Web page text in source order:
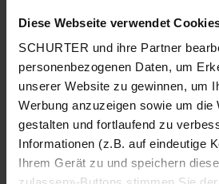
Diese Webseite verwendet
SCHURTER und ihre Partner
personenbezogenen Daten, um
unserer Website zu gewinnen, um
Werbung anzuzeigen sowie um
gestalten und fortlaufend zu
Informationen (z.B. auf eindeutige
Ihrem Gerät zu und speichern